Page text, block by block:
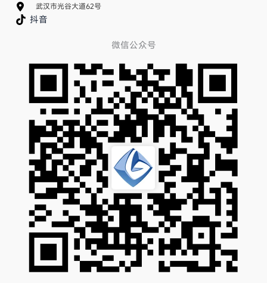
武汉市光谷大道62号
抖音
微信公众号